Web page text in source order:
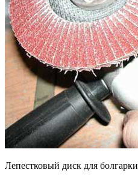
Лепестковый диск для болгарки